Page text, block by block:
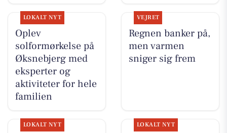
LOKALT NYT
Oplev
solformørkelse på
Øksnebjerg med
eksperter og
aktiviteter for hele
familien
VEJRET
Regnen banker på,
men varmen
sniger sig frem
LOKALT NYT LOKALT NYT